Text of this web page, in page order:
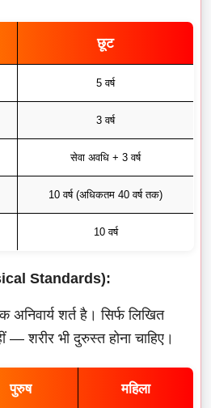
छूट
5 वर्ष
3 वर्ष
सेवा अवधि + 3 वर्ष
10 वर्ष (अधिकतम 40 वर्ष तक)
10 वर्ष
Standards):
अनिवार्य शर्त है। सिर्फ लिखित
— शरीर भी दुरुस्त होना चाहिए।
पुरुष महिला